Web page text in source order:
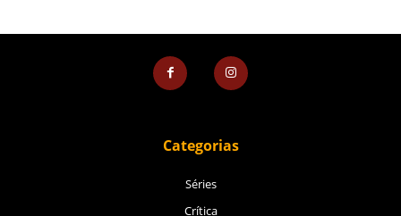
Categorias
Séries
Crítica